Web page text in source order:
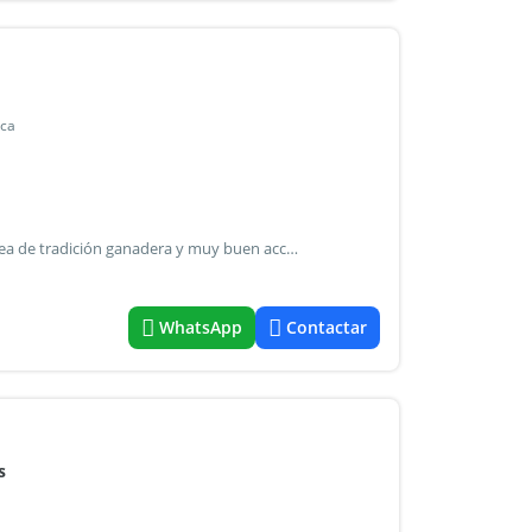
Campo 400has ubicado en la reconocida zona choique, área de tradición ganadera y muy buen acceso. • Campo apto ganadero, ideal para cría y recría • 400has (aproximadas) • buen empaste natural, zona de campos duros y rendidores • alambrados en muy buen estado • aguadas • superficie pareja, fácil manejo • entorno productivo y tranquilo • energía eléctrica solar para alimentar bomba sumergible. • Ubicado a 50km de bahía blanca. A 25km de ruta nacional 35 • manga y corrales • 2 potreros divididos por eléctricos • casa en estado de abandono, tinglado • receptividad 100 vacas con 80% de destete • 2 molinos excelente oportunidad para productores o inversores que buscan campo en una zona conocida y trabajada. Valor u$s1200 x ha ¡Llámenos para conocer más en detalle esta propiedad! Tel: email: filippone propiedades
WhatsApp Contactar